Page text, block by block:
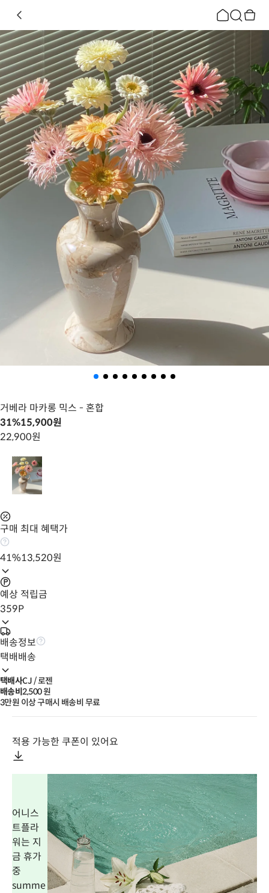
거베라 마카롱 믹스 - 혼합
31%15,900원
22,900원
구매 최대 혜택가
41%13,520원
예상 적립금
359P
배송정보
택배배송
택배사CJ / 로젠
배송비2,500 원
3만원 이상 구매시 배송비 무료
적용 가능한 쿠폰이 있어요
어니스
트플라
워는 지
금 휴가
중
summe